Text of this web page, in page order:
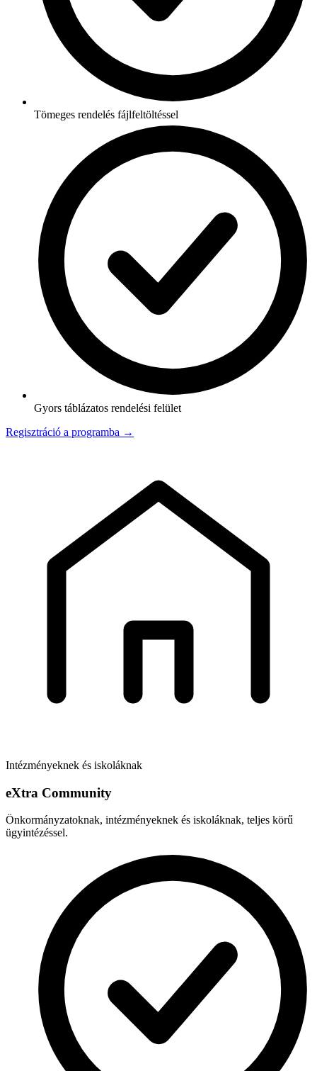
Tömeges rendelés fájlfeltöltéssel
Gyors táblázatos rendelési felület
Regisztráció a programba →
Intézményeknek és iskoláknak
eXtra Community
Önkormányzatoknak, intézményeknek és iskoláknak, teljes körű
ügyintézéssel.